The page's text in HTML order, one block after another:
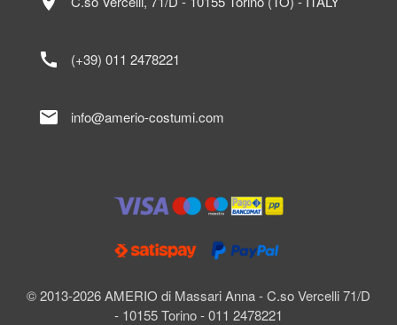
© 2013-2026 AMERIO di Massari Anna - C.so Vercelli 71/D
- 10155 Torino - 011 2478221
call (+39) 011 2478221
mail info@amerio-costumi.com